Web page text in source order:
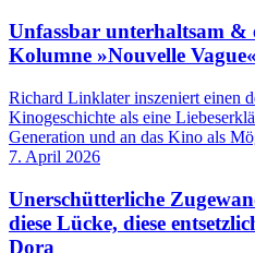
Unfassbar unterhaltsam &
Kolumne »Nouvelle
Richard Linklater inszeniert einen
Kinogeschichte als eine
Generation und an das Kino als
7. April 2026
Unerschütterliche
diese Lücke, diese
Dora